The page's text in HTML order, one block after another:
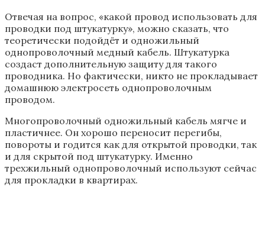
Отвечая на вопрос, «какой провод использовать для
проводки под штукатурку», можно сказать, что
теоретически подойдёт и одножильный
однопроволочный медный кабель. Штукатурка
создаст дополнительную защиту для такого
проводника. Но фактически, никто не прокладывает
домашнюю электросеть однопроволочным
проводом.
Многопроволочный одножильный кабель мягче и
пластичнее. Он хорошо переносит перегибы,
повороты и годится как для открытой проводки, так
и для скрытой под штукатурку. Именно
трехжильный однопроволочный используют сейчас
для прокладки в квартирах.